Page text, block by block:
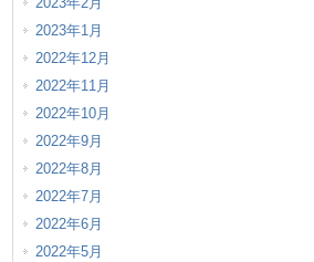
2023年1月
2022年12月
2022年11月
2022年10月
2022年9月
2022年8月
2022年7月
2022年6月
2022年5月